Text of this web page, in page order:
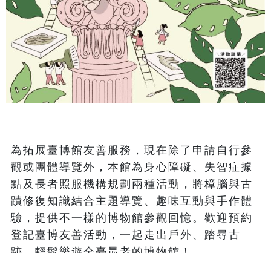
為拓展臺博館友善服務，現在除了申請自行參
觀或團體導覽外，本館為身心障礙、失智症據
點及長者照服機構規劃兩種活動，將樟腦與古
蹟修復知識結合主題導覽、趣味互動與手作體
驗，提供不一樣的博物館參觀回憶。歡迎預約
登記臺博友善活動，一起走出戶外、踏尋古